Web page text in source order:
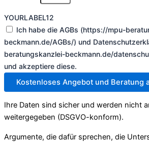
YOURLABEL12
Ich habe die AGBs (https://mpu-
beckmann.de/AGBs/) und
beratungskanzlei-beckmann.de/
und akzeptiere diese.
Kostenloses Angebot und Beratung
Ihre Daten sind sicher und werden nicht
weitergegeben (DSGVO-konform).
Argumente, die dafür sprechen, die